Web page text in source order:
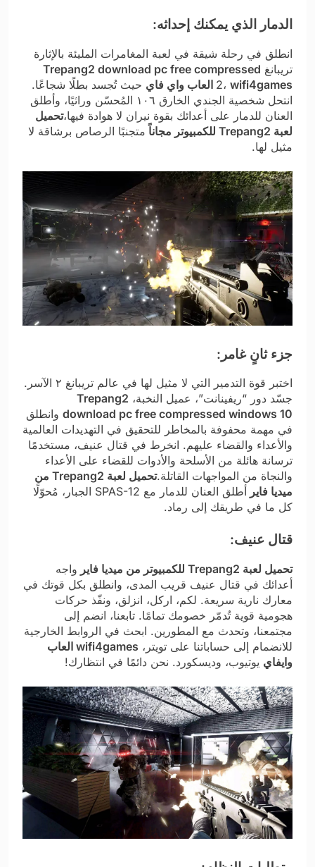
الدمار الذي يمكنك إحداثه:
انطلق في رحلة شيقة في لعبة المغامرات المليئة بالإثارة
تريبانغ Trepang2 download pc free compressed
2، wifi4games العاب واي فاي
حيث تُجسد بطلًا شجاعًا.
انتحل شخصية الجندي الخارق ١٠٦ المُحسّن وراثيًا، وأطلق
العنان للدمار على أعدائك بقوة نيران لا هوادة فيها،تحميل
لعبة Trepang2 للكمبيوتر مجاناً
متجنبًا الرصاص برشاقة لا
مثيل لها.
جزء ثانٍ غامر:
اختبر قوة التدمير التي لا مثيل لها في عالم تريبانغ ٢ الآسر.
جسّد دور “ريفينانت”، عميل النخبة، Trepang2
download pc free compressed windows 10 وانطلق
في مهمة محفوفة بالمخاطر للتحقيق في التهديدات العالمية
والأعداء والقضاء عليهم. انخرط في قتال عنيف، مستخدمًا
ترسانة هائلة من الأسلحة والأدوات للقضاء على الأعداء
والنجاة من المواجهات القاتلة.
تحميل لعبة Trepang2 من
ميديا فاير
أطلق العنان للدمار مع SPAS-12 الجبار، مُحوّلًا
كل ما في طريقك إلى رماد.
قتال عنيف:
تحميل لعبة Trepang2 للكمبيوتر من ميديا فاير
واجه
أعدائك في قتال عنيف قريب المدى، وانطلق بكل قوتك في
معارك نارية سريعة. لكم، اركل، انزلق، ونفّذ حركات
هجومية قوية تُدمّر خصومك تمامًا. تابعنا، انضم إلى
مجتمعنا، وتحدث مع المطورين. ابحث في الروابط الخارجية
للانضمام إلى حساباتنا على تويتر،
wifi4games العاب
وايفاي يوتيوب، وديسكورد. نحن دائمًا في انتظارك!